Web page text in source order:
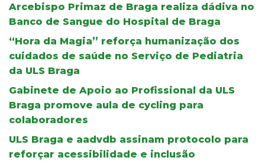
Arcebispo Primaz de Braga realiza dádiva no
Banco de Sangue do Hospital de Braga
“Hora da Magia” reforça humanização dos
cuidados de saúde no Serviço de Pediatria
da ULS Braga
Gabinete de Apoio ao Profissional da ULS
Braga promove aula de cycling para
colaboradores
ULS Braga e aadvdb assinam protocolo para
reforçar acessibilidade e inclusão